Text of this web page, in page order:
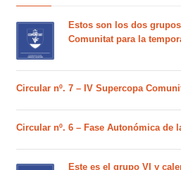
Estos son los dos
Comunitat para la
Circular nº. 7 – IV Supercopa
Circular nº. 6 – Fase Autonómica de
Este es el grupo VI y